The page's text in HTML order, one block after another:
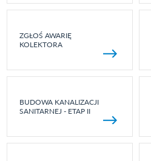
ZGŁOŚ AWARIĘ
KOLEKTORA
BUDOWA KANALIZACJI
SANITARNEJ - ETAP II